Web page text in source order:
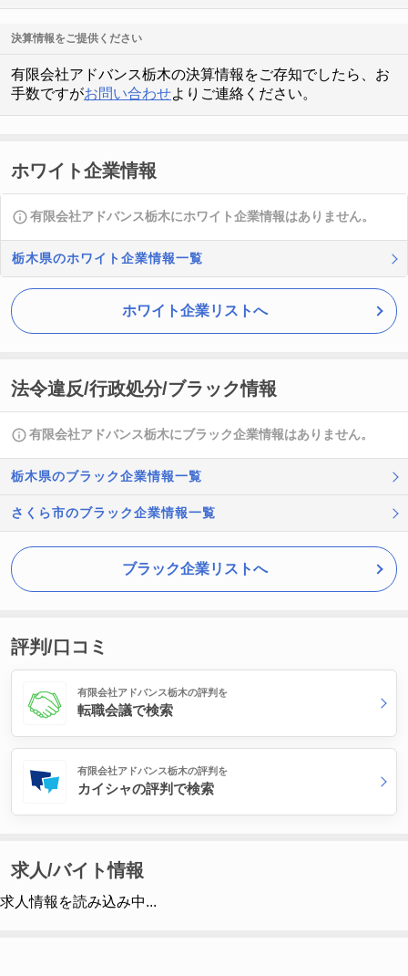
決算情報をご提供ください
有限会社アドバンス栃木の決算情報をご存知でしたら、お
手数ですがお問い合わせよりご連絡ください。
ホワイト企業情報
有限会社アドバンス栃木にホワイト企業情報はありません。
栃木県のホワイト企業情報一覧
ホワイト企業リストへ
法令違反/行政処分/ブラック情報
有限会社アドバンス栃木にブラック企業情報はありません。
栃木県のブラック企業情報一覧
さくら市のブラック企業情報一覧
ブラック企業リストへ
評判/口コミ
有限会社アドバンス栃木の評判を
転職会議で検索
有限会社アドバンス栃木の評判を
カイシャの評判で検索
求人/バイト情報
求人情報を読み込み中...